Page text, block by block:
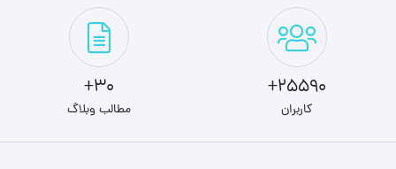
25590+
کاربران
30+
مطالب وبلاگ